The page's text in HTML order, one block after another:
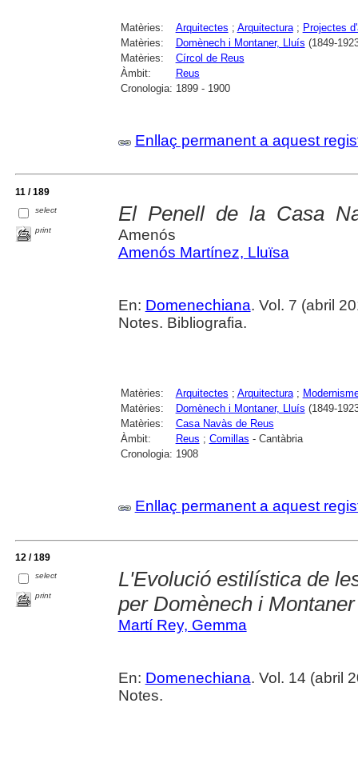
Matèries: Arquitectes ; Arquitectura; Projectes
Matèries:
Domènech i Montaner, Lluís (1849-
Matèries:
Círcol de Reus
Àmbit:
Reus
Cronologia: 1899 - 1900
Enllaç permanent a aquest
11 / 189
select
print
El Penell de la Casa
Amenós
Amenós Martínez, Lluïsa
En: Domenechiana. Vol. 7 (abril
Notes. Bibliografia.
Matèries: Arquitectes ; Arquitectura;
Matèries:
Domènech i Montaner, Lluís (1849-
Matèries:
Casa Navàs de Reus
Àmbit:
Reus ; Comillas - Cantàbria
Cronologia: 1908
Enllaç permanent a aquest
12 / 189
select
print
L'Evolució estilística de
per Domènech i Montaner
Martí Rey, Gemma
En: Domenechiana. Vol. 14 (abril
Notes.